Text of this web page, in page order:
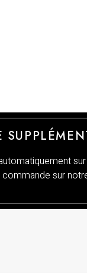
commande sur